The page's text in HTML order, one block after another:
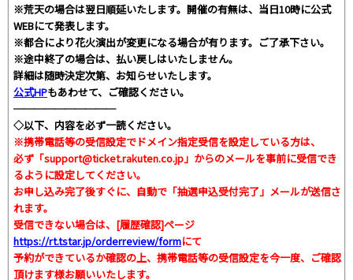
※荒天の場合は翌日順延いたします。開催の有無は、当日10時に公式
WEBにて発表します。
※都合により花火演出が変更になる場合が有ります。ご了承下さい。
​※途中終了の場合は、払い戻しはいたしません。
詳細は随時決定次第、お知らせいたします。
公式HPもあわせて、ご確認ください。
──────────
◇以下、内容を必ず一読ください。
※携帯電話等の受信設定でドメイン指定受信を設定している方は、
必ず 「support@ticket.rakuten.co.jp」 からのメールを事前に受信でき
るように設定してください。
お申し込み完了後すぐに、自動で「抽選申込受付完了」メールが送信さ
れます。
受信できない場合は、[履歴確認]ページ
https://rt.tstar.jp/orderreview/formにて
予約ができているか確認の上、携帯電話等の受信設定を今一度、ご確認
頂けます様お願いいたします。